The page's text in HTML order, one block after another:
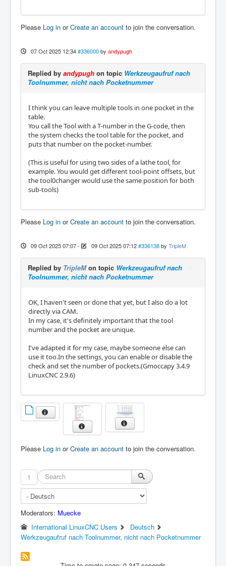
Please Log in orCreate an account to join the conversation.
07 Oct 2025 12:34 #336000 by andypugh
Replied by andypugh on topic Werkzeugaufruf nach
Toolnummer, nicht nach Pocketnummer
I think you can leave multiple tools in one pocket in the
table.
You call the Tool with a T-number in the G-code, then
the system checks the tool table for the pocket, and
puts that number on the pocket-number.
(This is useful for using two sides of a lathe tool, for
example. You would get different tool-point offsets, but
the tool0changer would use the same position for both
sub-tools)
Please Log in orCreate an account to join the conversation.
09 Oct 2025 07:07- 09 Oct 2025 07:12 #336138 by TripleM
Replied by TripleMon topic Werkzeugaufruf nach
Toolnummer, nicht nach Pocketnummer
OK, I haven't seen or done that yet, but I also do a lot
directly via CAM.
In my case, it's definitely important that the tool
number and the pocket are unique.
I've adapted it for my case, maybe someone else can
use it too.In the settings, you can enable or disable the
check and set the number of pockets.(Gmoccapy 3.4.9
LinuxCNC 2.9.6)
Please Log in orCreate an account to join the conversation.
1
Moderators: Muecke
International LinuxCNC Users
Deutsch
Werkzeugaufruf nach Toolnummer, nicht nach Pocketnummer